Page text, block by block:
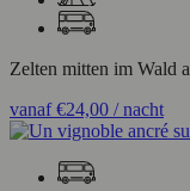
Zelten mitten im Wald
vanaf€24,00 / nacht